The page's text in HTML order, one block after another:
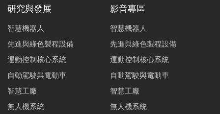
研究與發展
智慧機器人
先進與綠色製程設備
運動控制核心系統
自動駕駛與電動車
智慧工廠
無人機系統
影音專區
智慧機器人
先進與綠色製程設備
運動控制核心系統
自動駕駛與電動車
智慧工廠
無人機系統